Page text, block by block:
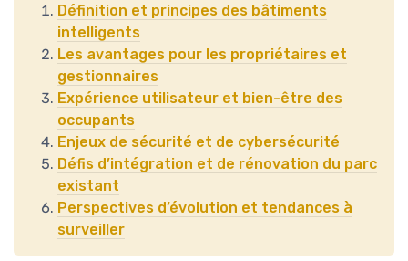
Définition et principes des bâtiments
intelligents
Les avantages pour les propriétaires et
gestionnaires
Expérience utilisateur et bien-être des
occupants
Enjeux de sécurité et de cybersécurité
Défis d’intégration et de rénovation du parc
existant
Perspectives d’évolution et tendances à
surveiller